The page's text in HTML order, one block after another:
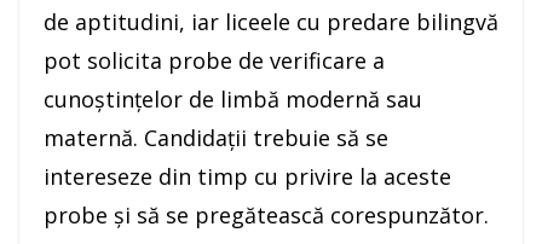
de aptitudini, iar liceele cu predare bilingvă
pot solicita probe de verificare a
cunoștințelor de limbă modernă sau
maternă. Candidații trebuie să se
intereseze din timp cu privire la aceste
probe și să se pregătească corespunzător.